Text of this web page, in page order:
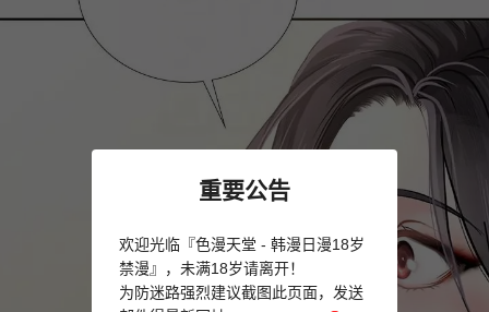
重要公告
欢迎光临『色漫天堂 - 韩漫日漫18岁
禁漫』，未满18岁请离开！
为防迷路强烈建议截图此页面，发送